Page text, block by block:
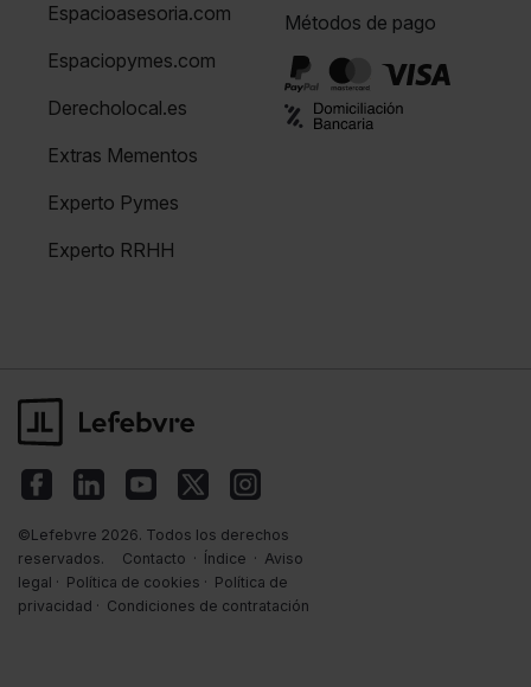
Espacioasesoria.com
Espaciopymes.com
Derecholocal.es
Extras Mementos
Experto Pymes
Experto RRHH
Métodos de pago
©Lefebvre 2026. Todos los derechos
reservados.
Contacto · Índice · Aviso
legal · Política de cookies · Política de
privacidad · Condiciones de contratación